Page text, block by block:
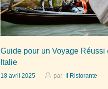
Guide pour un Voyage Réussi
Italie
18 avril 2025 par Il Ristorante